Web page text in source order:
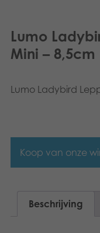
Buitenspellen
Ons verhaal
LinksEnglish
Dansk
Svenska
Lumo
Mini – 8,5cm
Lumo Ladybird
Koop van onze
Beschrijving